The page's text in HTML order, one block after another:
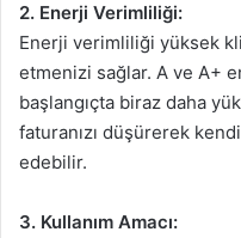
2. Enerji Verimliliği:
Enerji verimliliği yüksek
etmenizi sağlar. A ve A+
başlangıçta biraz daha
faturanızı düşürerek
edebilir.
3. Kullanım Amacı: